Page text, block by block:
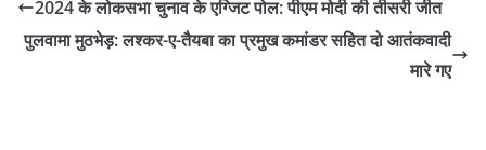
e
b
er l e
2024 के लोकसभा चुनाव के एग्जिट पोल: पीएम मोदी की तीसरी जीत
पुलवामा मुठभेड़: लश्कर-ए-तैयबा का प्रमुख कमांडर सहित दो आतंकवादी
मारे गए